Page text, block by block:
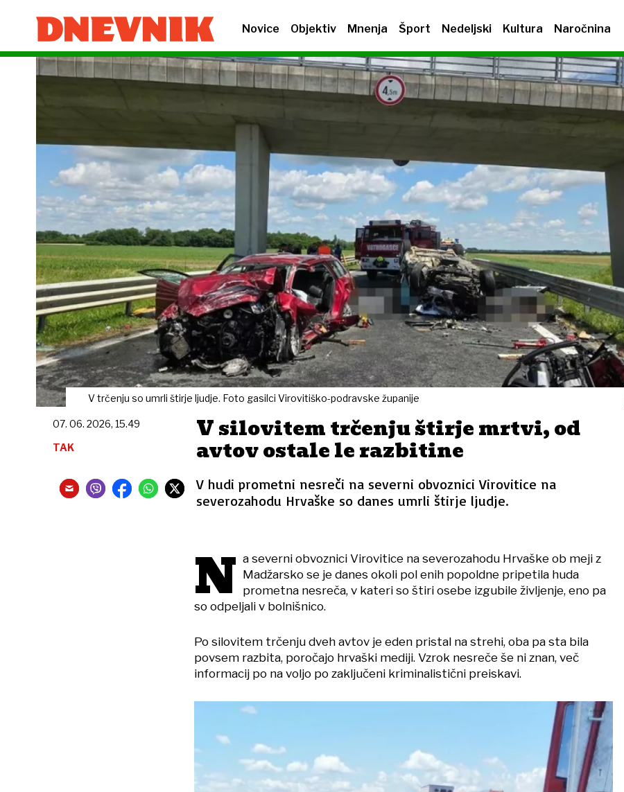
Novice Objektiv Mnenja Šport Nedeljski Kultura Naročnina
V trčenju so umrli štirje ljudje. Foto gasilci Virovitiško-podravske županije
V silovitem trčenju štirje mrtvi, od
avtov ostale le razbitine
V hudi prometni nesreči na severni obvoznici Virovitice na
severozahodu Hrvaške so danes umrli štirje ljudje.
07. 06. 2026, 15.49
TAK
N a severni obvoznici Virovitice na severozahodu Hrvaške ob meji z
Madžarsko se je danes okoli pol enih popoldne pripetila huda
prometna nesreča, v kateri so štiri osebe izgubile življenje, eno pa
so odpeljali v bolnišnico.
Po silovitem trčenju dveh avtov je eden pristal na strehi, oba pa sta bila
povsem razbita, poročajo hrvaški mediji. Vzrok nesreče še ni znan, več
informacij po na voljo po zaključeni kriminalistični preiskavi.